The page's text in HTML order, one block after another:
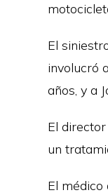
El
involucró
años, y a
El
un
El médico